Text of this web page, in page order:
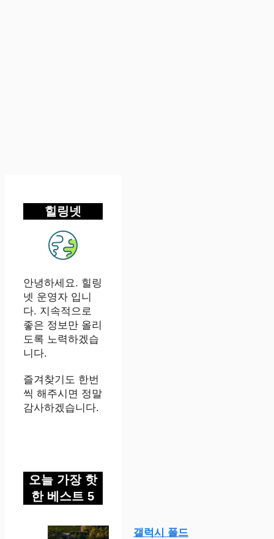
힐링넷
안녕하세요. 힐링
넷 운영자 입니
다. 지속적으로
좋은 정보만 올리
도록 노력하겠습
니다.
즐겨찾기도 한번
씩 해주시면 정말
감사하겠습니다.
오늘 가장 핫
한 베스트 5
갤럭시 폴드